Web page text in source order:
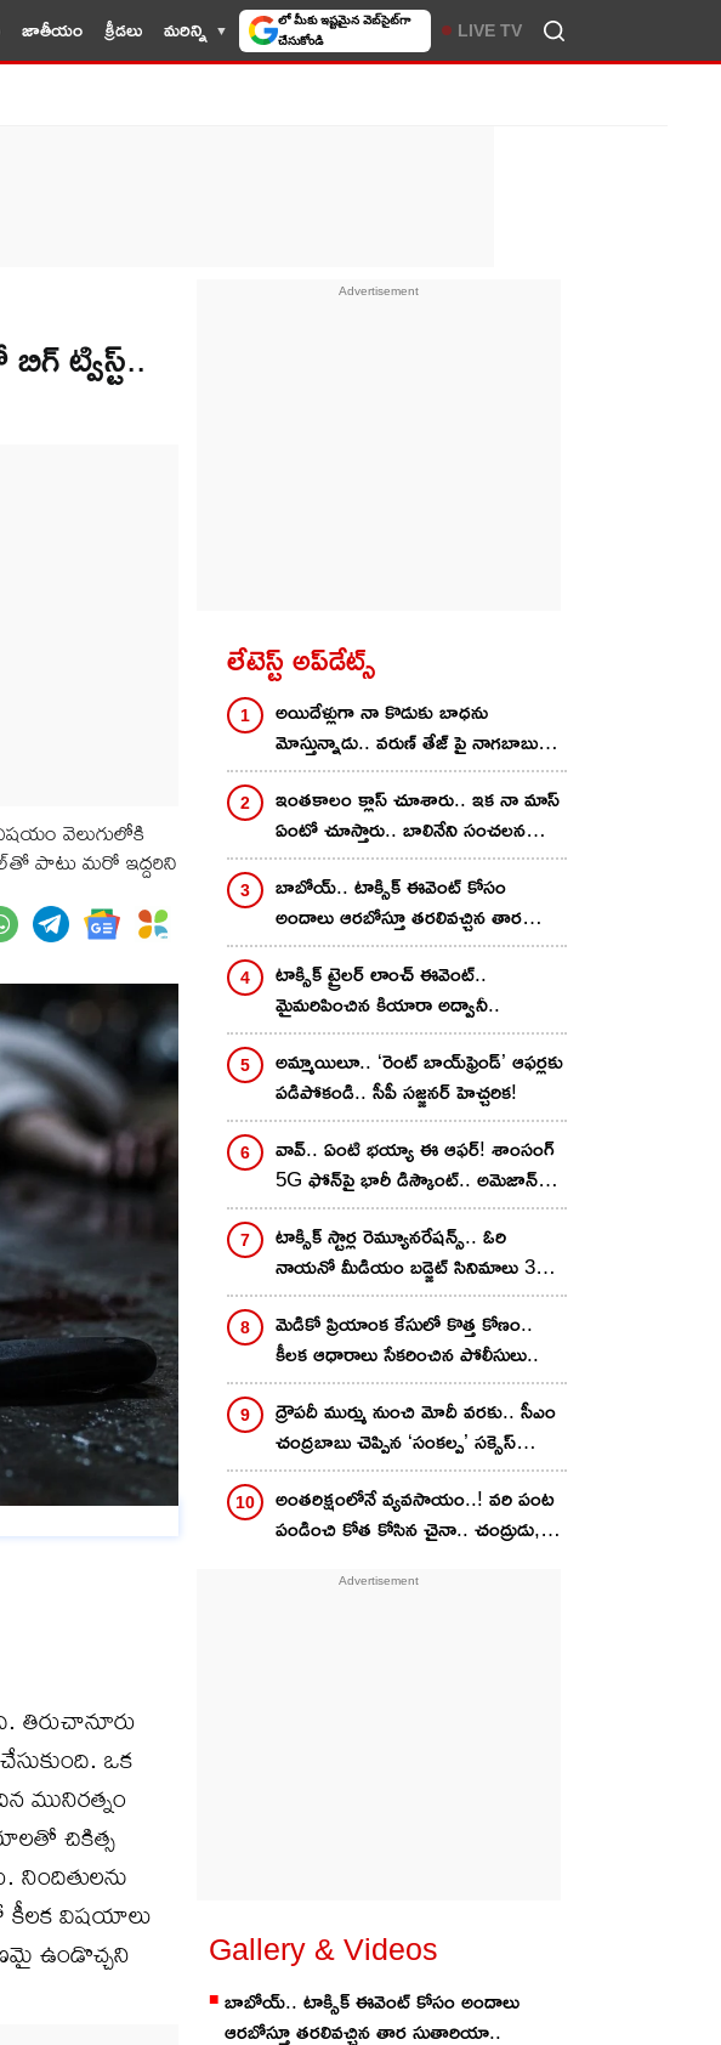
జాతీయం క్రీడలు మరిన్ని 10TV సెలెక్ట్ చేసుకోండి LIVE TV
ట్విస్ట్..
వెలుగులోకి
పాటు మరో ఇద్దరిని
తిరుచానూరు
ఒక
మునిరత్నం
చికిత్స
నిందితులను
కీలక విషయాలు
ఉండొచ్చని
లేటెస్ట్ అప్‌డేట్స్
అయిదేళ్లుగా నా కొడుకు బాధను
మోస్తున్నాడు.. వరుణ్ తేజ్ పై నాగబాబు
ఎమోషనల్ పోస్ట్..
ఇంతకాలం క్లాస్ చూశారు.. ఇక నా మాస్‌
ఏంటో చూస్తారు.. బాలినేని సంచలన
వ్యాఖ్యలు
బాబోయ్.. టాక్సిక్ ఈవెంట్ కోసం
అందాలు ఆరబోస్తూ తరలివచ్చిన తార
సుతారియా..
టాక్సిక్ ట్రైలర్ లాంచ్ ఈవెంట్..
మైమరిపించిన కియారా అద్వానీ..
అమ్మాయిలూ.. ‘రెంట్ బాయ్‌ఫ్రెండ్’ ఆఫర్లకు
పడిపోకండి.. సీపీ సజ్జనర్ హెచ్చరిక!
వావ్.. ఏంటి భయ్యా ఈ ఆఫర్! శాంసంగ్
5G ఫోన్‌పై భారీ డిస్కౌంట్.. అమెజాన్‌లో
ఎంత తగ్గిందంటే?
టాక్సిక్ స్టార్ల రెమ్యూనరేషన్స్.. ఓరి
నాయ‌నో మీడియం బ‌డ్జెట్ సినిమాలు 3
లేదా 4 తీయొచ్చు?
మెడికో ప్రియాంక కేసులో కొత్త కోణం..
కీలక ఆధారాలు సేకరించిన పోలీసులు..
ద్రౌపదీ ముర్ము నుంచి మోదీ వరకు.. సీఎం
చంద్రబాబు చెప్పిన ‘సంకల్ప’ సక్సెస్
మంత్ర..
అంతరిక్షంలోనే వ్యవసాయం..! వరి పంట
పండించి కోత కోసిన చైనా.. చంద్రుడు,
Gallery & Videos
బాబోయ్.. టాక్సిక్ ఈవెంట్ కోసం అందాలు
ఆరబోస్తూ తరలివచ్చిన తార సుతారియా..